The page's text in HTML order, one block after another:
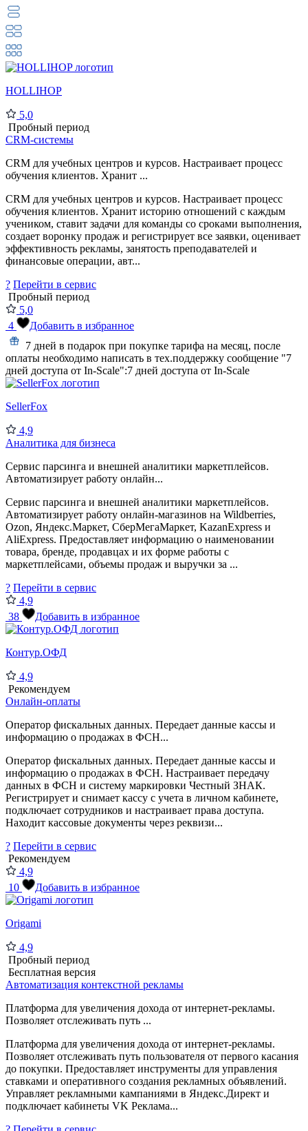
HOLLIHOP
5,0
Пробный период
CRM-системы
CRM для учебных центров и курсов. Настраивает процесс
обучения клиентов. Хранит ...
CRM для учебных центров и курсов. Настраивает процесс
обучения клиентов. Хранит историю отношений с каждым
учеником, ставит задачи для команды со сроками выполнения,
создает воронку продаж и регистрирует все заявки, оценивает
эффективность рекламы, занятость преподавателей и
финансовые операции, авт...
? Перейти в сервис
Пробный период
5,0
4
Добавить в избранное
7 дней в подарок при покупке тарифа на месяц, после
оплаты необходимо написать в тех.поддержку сообщение "7
дней доступа от In-Scale":7 дней доступа от In-Scale
SellerFox
4,9
Аналитика для бизнеса
Сервис парсинга и внешней аналитики маркетплейсов.
Автоматизирует работу онлайн...
Сервис парсинга и внешней аналитики маркетплейсов.
Автоматизирует работу онлайн-магазинов на Wildberries,
Ozon, Яндекс.Маркет, СберМегаМаркет, KazanExpress и
AliExpress. Предоставляет информацию о наименовании
товара, бренде, продавцах и их форме работы с
маркетплейсами, объемы продаж и выручки за ...
? Перейти в сервис
4,9
38
Добавить в избранное
Контур.ОФД
4,9
Рекомендуем
Онлайн-оплаты
Оператор фискальных данных. Передает данные кассы и
информацию о продажах в ФСН...
Оператор фискальных данных. Передает данные кассы и
информацию о продажах в ФСН. Настраивает передачу
данных в ФСН и систему маркировки Честный ЗНАК.
Регистрирует и снимает кассу с учета в личном кабинете,
подключает сотрудников и настраивает права доступа.
Находит кассовые документы через реквизи...
? Перейти в сервис
Рекомендуем
4,9
10
Добавить в избранное
Origami
4,9
Пробный период
Бесплатная версия
Автоматизация контекстной рекламы
Платформа для увеличения дохода от интернет-рекламы.
Позволяет отслеживать путь ...
Платформа для увеличения дохода от интернет-рекламы.
Позволяет отслеживать путь пользователя от первого касания
до покупки. Предоставляет инструменты для управления
ставками и оперативного создания рекламных объявлений.
Управляет рекламными кампаниями в Яндекс.Директ и
подключает кабинеты VK Реклама...